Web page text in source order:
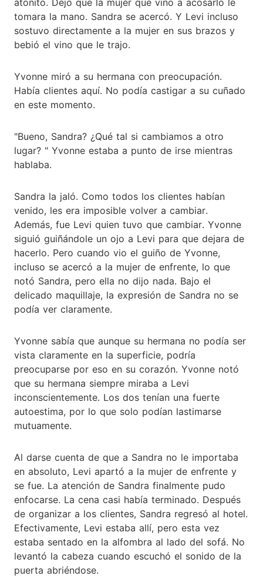
tomara la mano. Sandra se acercó. Y Levi incluso
sostuvo directamente a la mujer en sus brazos y
bebió el vino que le trajo.
Yvonne miró a su hermana con preocupación.
Había clientes aquí. No podía castigar a su cuñado
en este momento.
"Bueno, Sandra? ¿Qué tal si cambiamos a otro
lugar? " Yvonne estaba a punto de irse mientras
hablaba.
Sandra la jaló. Como todos los clientes habían
venido, les era imposible volver a cambiar.
Además, fue Levi quien tuvo que cambiar. Yvonne
siguió guiñándole un ojo a Levi para que dejara de
hacerlo. Pero cuando vio el guiño de Yvonne,
incluso se acercó a la mujer de enfrente, lo que
notó Sandra, pero ella no dijo nada. Bajo el
delicado maquillaje, la expresión de Sandra no se
podía ver claramente.
Yvonne sabía que aunque su hermana no podía ser
vista claramente en la superficie, podría
preocuparse por eso en su corazón. Yvonne notó
que su hermana siempre miraba a Levi
inconscientemente. Los dos tenían una fuerte
autoestima, por lo que solo podían lastimarse
mutuamente.
Al darse cuenta de que a Sandra no le importaba
en absoluto, Levi apartó a la mujer de enfrente y
se fue. La atención de Sandra finalmente pudo
enfocarse. La cena casi había terminado. Después
de organizar a los clientes, Sandra regresó al hotel.
Efectivamente, Levi estaba allí, pero esta vez
estaba sentado en la alfombra al lado del sofá. No
levantó la cabeza cuando escuchó el sonido de la
puerta abriéndose.